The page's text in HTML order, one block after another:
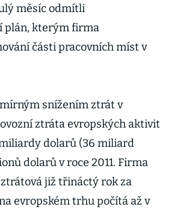
měsíc odmítli
plán, kterým firma
části pracovních míst v
snížením ztrát v
ztráta evropských aktivit
miliardy dolarů (36 miliard
dolarů v roce 2011. Firma
již třináctý rok za
evropském trhu počítá až v